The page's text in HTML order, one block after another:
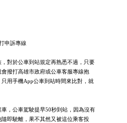
申訴專線
對於公車到站規定再熟悉不過，只要
撥打高雄市政府或公車客服專線抱
用手機App公車到站時間來比對，就
，公車駕駛提早50秒到站，因為沒有
即駛離，果不其然又被這位乘客投